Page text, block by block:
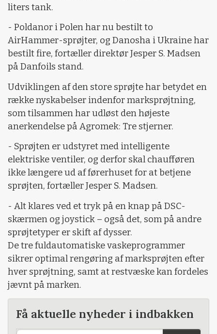
liters tank.
- Poldanor i Polen har nu bestilt to
AirHammer-sprøjter, og Danosha i Ukraine har
bestilt fire, fortæller direktør Jesper S. Madsen
på Danfoils stand.
Udviklingen af den store sprøjte har betydet en
række nyskabelser indenfor marksprøjtning,
som tilsammen har udløst den højeste
anerkendelse på Agromek: Tre stjerner.
- Sprøjten er udstyret med intelligente
elektriske ventiler, og derfor skal chaufføren
ikke længere ud af førerhuset for at betjene
sprøjten, fortæller Jesper S. Madsen.
- Alt klares ved et tryk på en knap på DSC-
skærmen og joystick – også det, som på andre
sprøjtetyper er skift af dysser.
De tre fuldautomatiske vaskeprogrammer
sikrer optimal rengøring af marksprøjten efter
hver sprøjtning, samt at restvæske kan fordeles
jævnt på marken.
Få aktuelle nyheder i indbakken